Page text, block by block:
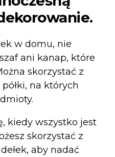
w domu, nie
ani kanap, które
skorzystać z
na których
kiedy wszystko jest
skorzystać z
aby nadać